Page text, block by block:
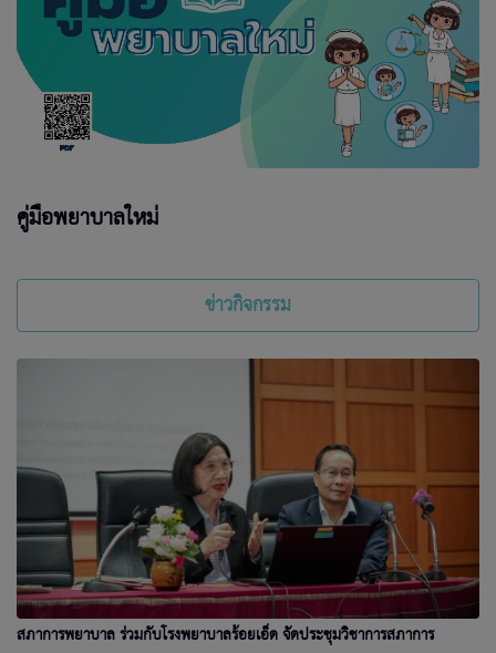
คู่มือพยาบาลใหม่
ข่าวกิจกรรม
สภาการพยาบาล ร่วมกับโรงพยาบาลร้อยเอ็ด จัดประชุมวิชาการสภาการ